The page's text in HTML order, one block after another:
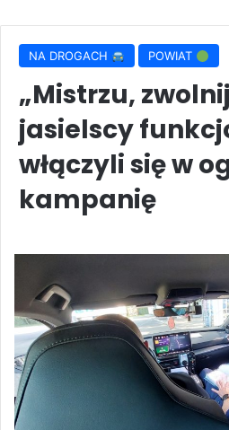
NA DROGACH POWIAT
„Mistrzu,
jasielscy
włączyli się w
kampanię